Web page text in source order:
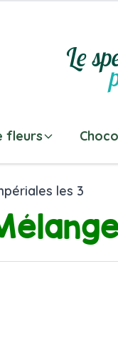
Le
fleurs
les 3